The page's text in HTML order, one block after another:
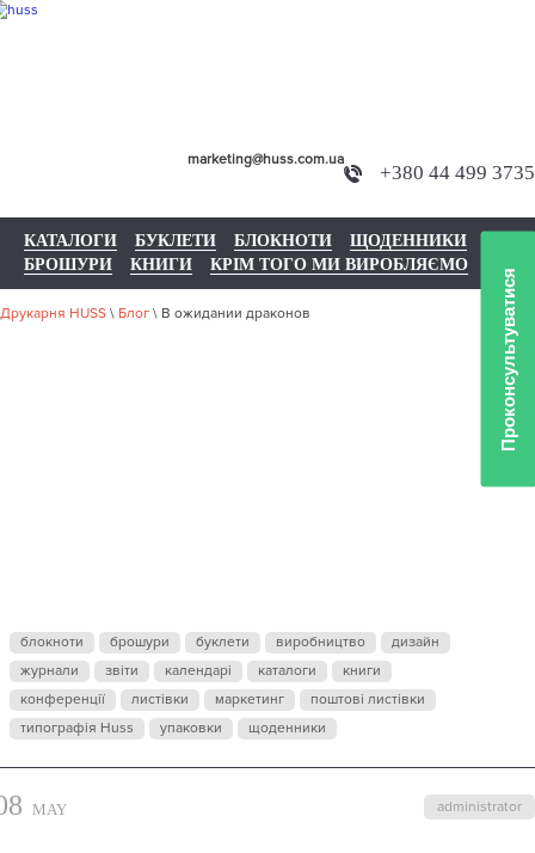
+380 44 499 3735
marketing@huss.com.ua
КАТАЛОГИ БУКЛЕТИ БЛОКНОТИ
ЩОДЕННИКИ
БРОШУРИ
КНИГИ КРІМ ТОГО МИ ВИРОБЛЯЄМО
Друкарня HUSS \ Блог \ В ожидании драконов
ДРАКОНОВ
блокноти брошури буклети виробництво
дизайн
журнали
звіти календарі каталоги
книги
конференції
листівки маркетинг
поштові листівки
типографія Huss
упаковки щоденники
administrator
MAY
Проконсультуватися